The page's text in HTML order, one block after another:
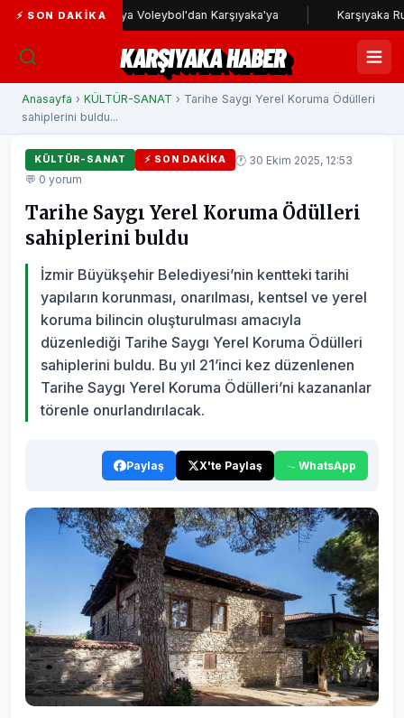
⚡ SON DAKIKA
Sakarya Voleybol'dan Karşıyaka'ya Karşıyaka Ruhu
KARŞIYAKA HABER
Anasayfa › KÜLTÜR-SANAT › Tarihe Saygı Yerel Koruma Ödülleri
sahiplerini buldu...
KÜLTÜR-SANAT ⚡ SON DAKIKA
🕐 30 Ekim 2025, 12:53
💬 0 yorum
Tarihe Saygı Yerel Koruma Ödülleri
sahiplerini buldu
İzmir Büyükşehir Belediyesi’nin kentteki tarihi
yapıların korunması, onarılması, kentsel ve yerel
koruma bilincin oluşturulması amacıyla
düzenlediği Tarihe Saygı Yerel Koruma Ödülleri
sahiplerini buldu. Bu yıl 21’inci kez düzenlenen
Tarihe Saygı Yerel Koruma Ödülleri’ni kazananlar
törenle onurlandırılacak.
Paylaş X'te Paylaş WhatsApp